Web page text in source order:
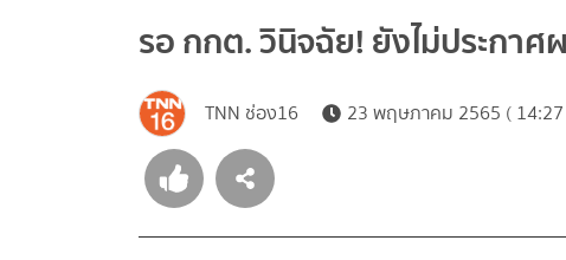
รอ กกต. วินิจฉัย! ยังไม่ประกา
TNN ช่อง16 23 พฤษภาคม 2565 ( 14:27